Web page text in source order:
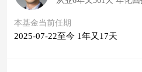
本基金当前任期
2025-07-22至今 1年又17天